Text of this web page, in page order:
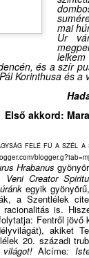
mai
Ur
lelkem
és a szír
Korinthusa és
Első akkord:
FELÉ FÚ A SZÉL A
Hrabanusgyönyör
Veni Creator
egyik
a Szentlélek
racionalitás is.
Fentről jövő
akiket
20. századi
világot!Alcíme: